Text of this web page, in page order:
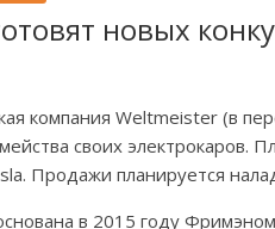
новых
компания Weltmeister (в
своих электрокаров.
Продажи планируется
в 2015 году